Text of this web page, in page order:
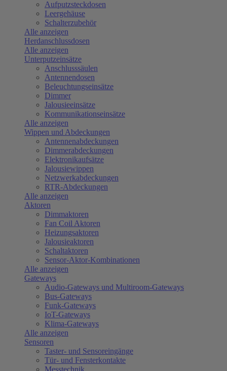
Aufputzsteckdosen
Leergehäuse
Schalterzubehör
Alle anzeigen
Herdanschlussdosen
Alle anzeigen
Unterputzeinsätze
Anschlusssäulen
Antennendosen
Beleuchtungseinsätze
Dimmer
Jalousieeinsätze
Kommunikationseinsätze
Alle anzeigen
Wippen und Abdeckungen
Antennenabdeckungen
Dimmerabdeckungen
Elektronikaufsätze
Jalousiewippen
Netzwerkabdeckungen
RTR-Abdeckungen
Alle anzeigen
Aktoren
Dimmaktoren
Fan Coil Aktoren
Heizungsaktoren
Jalousieaktoren
Schaltaktoren
Sensor-Aktor-Kombinationen
Alle anzeigen
Gateways
Audio-Gateways und Multiroom-Gateways
Bus-Gateways
Funk-Gateways
IoT-Gateways
Klima-Gateways
Alle anzeigen
Sensoren
Taster- und Sensoreingänge
Tür- und Fensterkontakte